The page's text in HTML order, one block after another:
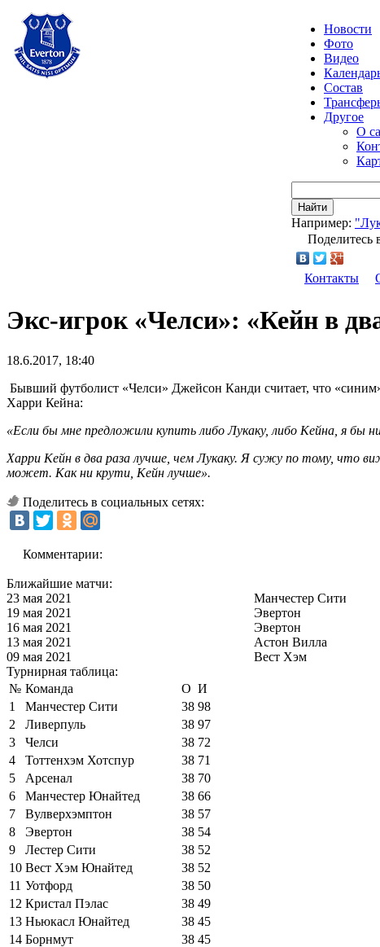
Новости
Фото
Видео
Состав
Другое
О
Найти
Например:
Поделитесь
Контакты
Экс-игрок «Челси»: «Кейн в
18.6.2017, 18:40
Бывший футболист «Челси» Джейсон Канди считает, что
Харри Кейна:
«Если бы мне предложили купить либо Лукаку, либо Кейна, я бы
Харри Кейн в два раза лучше, чем Лукаку. Я сужу по тому, что
может. Как ни крути, Кейн лучше».
Поделитесь в социальных сетях:
Комментарии:
Ближайшие матчи:
23 мая 2021
Манчестер Сити
19 мая 2021
Эвертон
16 мая 2021
Эвертон
13 мая 2021
Астон Вилла
09 мая 2021
Вест Хэм
Турнирная таблица:
№ Команда О И
1
Манчестер Сити 38 98
2
Ливерпуль 38 97
3
Челси 38 72
4
Тоттенхэм Хотспур 38 71
5
Арсенал 38 70
6
Манчестер Юнайтед 38 66
7
Вулверхэмптон 38 57
8
Эвертон 38 54
9
Лестер Сити 38 52
10 Вест Хэм Юнайтед 38 52
11 Уотфорд 38 50
12 Кристал Пэлас 38 49
13 Ньюкасл Юнайтед 38 45
14 Борнмут 38 45